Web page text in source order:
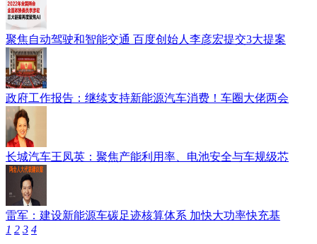
聚焦自动驾驶和智能交通 百度创始人李彦宏提交3大提案
政府工作报告：继续支持新能源汽车消费！车圈大佬两会
长城汽车王凤英：聚焦产能利用率、电池安全与车规级芯
雷军：建设新能源车碳足迹核算体系 加快大功率快充基
1 2 3 4